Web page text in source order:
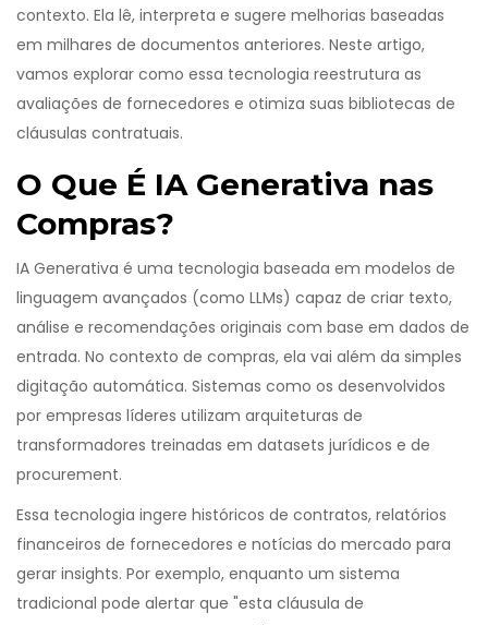
contexto. Ela lê, interpreta e sugere melhorias baseadas
em milhares de documentos anteriores. Neste artigo,
vamos explorar como essa tecnologia reestrutura as
avaliações de fornecedores e otimiza suas bibliotecas de
cláusulas contratuais.
O Que É IA Generativa nas
Compras?
IA Generativa é uma tecnologia baseada em modelos de
linguagem avançados (como LLMs) capaz de criar texto,
análise e recomendações originais com base em dados de
entrada. No contexto de compras, ela vai além da simples
digitação automática. Sistemas como os desenvolvidos
por empresas líderes utilizam arquiteturas de
transformadores treinadas em datasets jurídicos e de
procurement.
Essa tecnologia ingere históricos de contratos, relatórios
financeiros de fornecedores e notícias do mercado para
gerar insights. Por exemplo, enquanto um sistema
tradicional pode alertar que "esta cláusula de